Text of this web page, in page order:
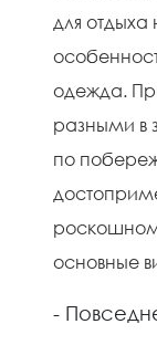
для
одежда.
разными в
по
основные
-